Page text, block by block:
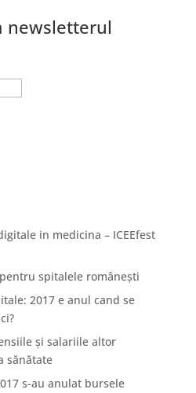
newsletterul
in medicina – ICEEfest
spitalele românești
2017 e anul cand se
și salariile altor
sănătate
s-au anulat bursele